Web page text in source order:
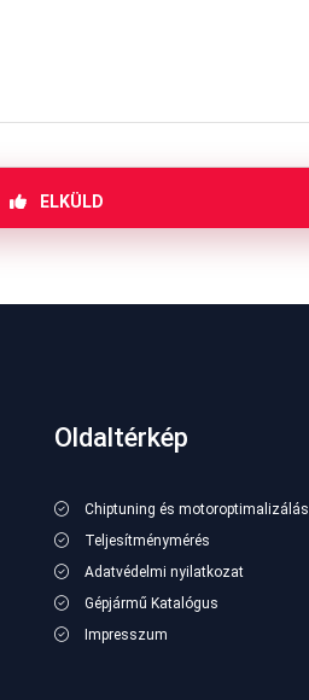
ELKÜLD
Oldaltérkép
Chiptuning és motoroptimalizálás
Teljesítménymérés
Adatvédelmi nyilatkozat
Gépjármű Katalógus
Impresszum